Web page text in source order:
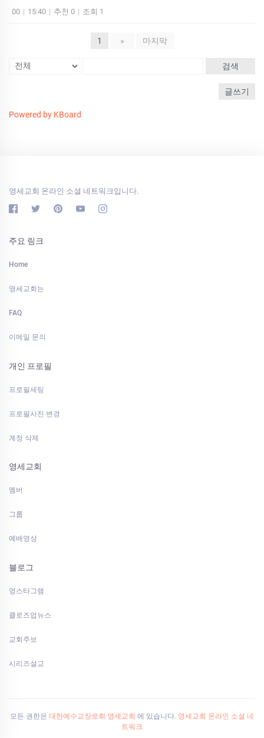
00 | 15:40 | 추천 0 | 조회 1
1 » 마지막
검색
글쓰기
Powered by KBoard
영세교회 온라인 소셜 네트워크입니다.
주요 링크
Home
영세교회는
FAQ
이메일 문의
개인 프로필
프로필세팅
프로필사진 변경
계정 삭제
영세교회
멤버
그룹
예배영상
블로그
영스타그램
클로즈업뉴스
교회주보
시리즈설교
모든 권한은 대한예수교장로회 영세교회 에 있습니다. 영세교회 온라인 소셜 네
트워크